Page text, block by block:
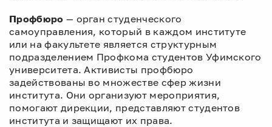
Профбюро — орган студенческого
самоуправления, который в каждом институте
или на факультете является структурным
подразделением Профкома студентов Уфимского
университета. Активисты профбюро
задействованы во множестве сфер жизни
института. Они организуют мероприятия,
помогают дирекции, представляют студентов
института и защищают их права.